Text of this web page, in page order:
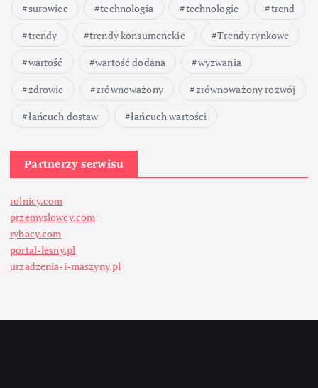
surowiec
technologia technologie
trend
trendy
trendy konsumenckie
Trendy rynkowe
wartość
wartość dodana
wyzwania
zdrowie
zrównoważony
zrównoważony rozwój
łańcuch dostaw
łańcuch wartości
Partnerzy serwisu
rolnicy.com
przemyslowcy.com
rybacy.com
portal-lesny.pl
urzadzenia-i-maszyny.pl